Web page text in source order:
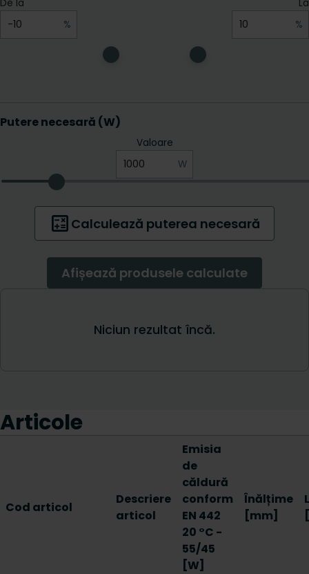
Articole
Cod articol
Descriere
articol
Emisia
de
căldură
conform
EN 442
20 °C -
55/45
[W]
Înălțime
[mm]